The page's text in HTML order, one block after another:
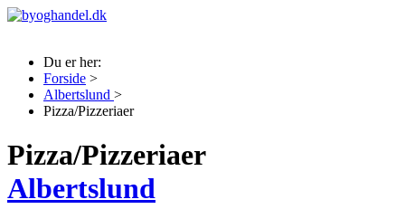
Du er her:
Forside >
Albertslund >
Pizza/Pizzeriaer
Pizza/Pizzeriaer
Albertslund